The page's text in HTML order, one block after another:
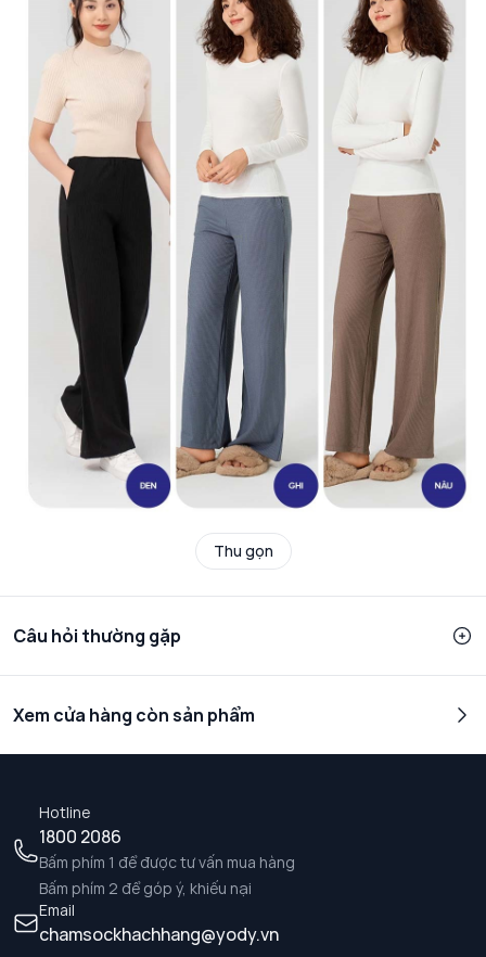
Thu gọn
Câu hỏi thường gặp
Xem cửa hàng còn sản phẩm
Hotline
1800 2086
Bấm phím 1 để được tư vấn mua hàng
Bấm phím 2 để góp ý, khiếu nại
Email
chamsockhachhang@yody.vn